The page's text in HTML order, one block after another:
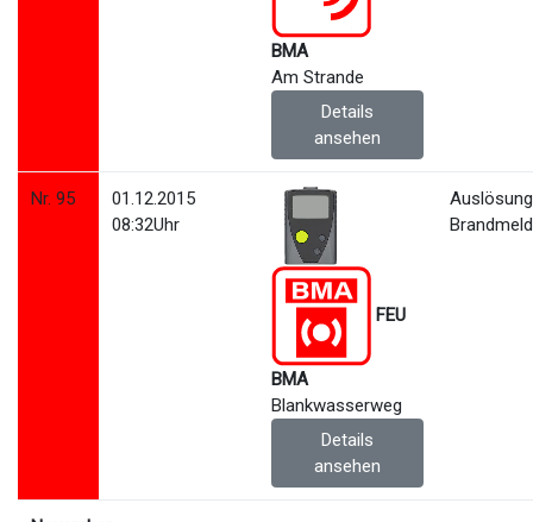
BMA
Am Strande
Details
ansehen
Nr. 95
01.12.2015
08:32Uhr
FEU
BMA
Blankwasserweg
Details
ansehen
Auslösung